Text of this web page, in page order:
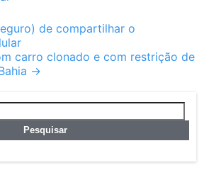
de compartilhar o
carro clonado e com restrição de
→